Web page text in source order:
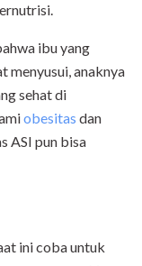
ibu yang
menyusui, anaknya
sehat di
obesitas dan
ASI pun bisa
ini coba untuk